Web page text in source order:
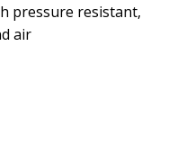
pressure resistant,
air